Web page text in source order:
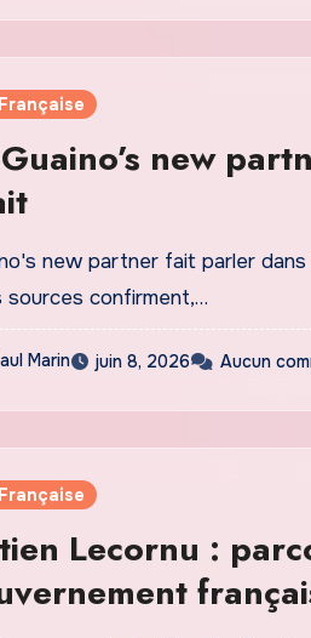
new
new partner fait parler dans
sources confirment,…
Marin juin 8, 2026 Aucun
Lecornu :